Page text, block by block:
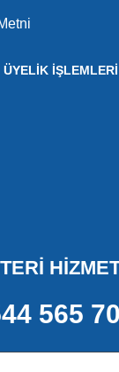
ÜYELİK İŞLEMLERİ
565